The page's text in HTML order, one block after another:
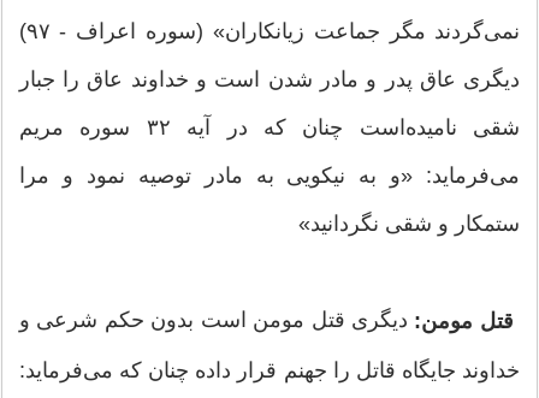
نمی‌گردند مگر جماعت زیانکاران» (سوره اعراف - ۹۷)
دیگری عاق پدر و مادر شدن است و خداوند عاق را جبار
شقی نامیده‌است چنان که در آیه ۳۲ سوره مریم
می‌فرماید: «و به نیکویی به مادر توصیه نمود و مرا
ستمکار و شقی نگردانید»
قتل مومن: دیگری قتل مومن است بدون حکم شرعی و
خداوند جایگاه قاتل را جهنم قرار داده چنان که می‌فرماید: